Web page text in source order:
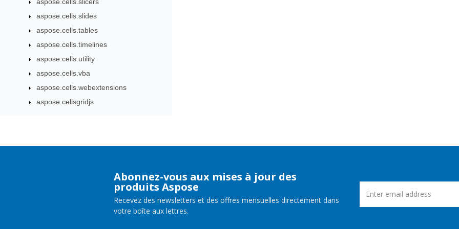
aspose.cells.slides
aspose.cells.tables
aspose.cells.timelines
aspose.cells.utility
aspose.cells.vba
aspose.cells.webextensions
aspose.cellsgridjs
Abonnez-vous aux mises à jour des
produits Aspose
Recevez des newsletters et des offres mensuelles directement dans
votre boîte aux lettres.